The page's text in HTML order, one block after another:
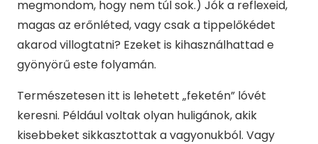
megmondom, hogy nem túl sok.) Jók a reflexeid,
magas az erőnléted, vagy csak a tippelőkédet
akarod villogtatni? Ezeket is kihasználhattad e
gyönyörű este folyamán.
Természetesen itt is lehetett „feketén” lóvét
keresni. Például voltak olyan huligánok, akik
kisebbeket sikkasztottak a vagyonukból. Vagy